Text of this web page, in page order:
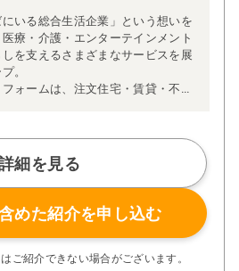
にいる総合生活企業」という想いを
療・介護・エンターテインメント
を支えるさまざまなサービスを展
。
ォームは、注文住宅・賃貸・不動
な知識と経験を活かし、安心して
整えています。
のは、お客様一人ひとりに寄り添
じめ決まったパッケージではな
か」「どんな暮らしを叶えたいの
を丁寧にお伺いし、予算やご希望
ランをオーダーメイドでご提案し
細を見る
めた紹介を申し込む
ご紹介できない場合がございます。